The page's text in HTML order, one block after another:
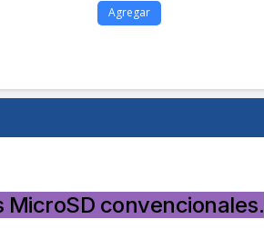
Agregar
MicroSD convencionales.